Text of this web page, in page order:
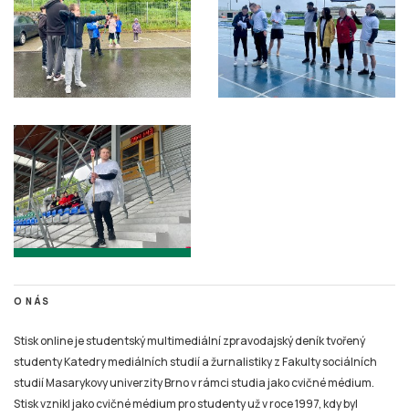
O NÁS
Stisk online je studentský multimediální zpravodajský deník tvořený
studenty Katedry mediálních studií a žurnalistiky z Fakulty sociálních
studií Masarykovy univerzity Brno v rámci studia jako cvičné médium.
Stisk vznikl jako cvičné médium pro studenty už v roce 1997, kdy byl